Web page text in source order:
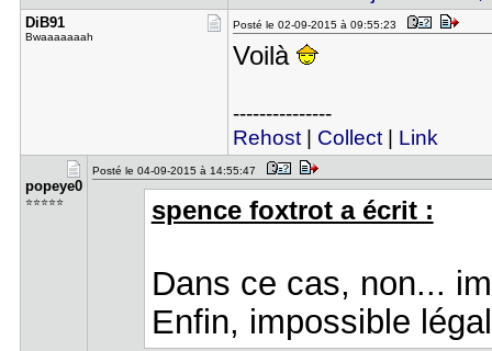
DiB91
Bwaaaaaaah
Posté le 02-09-2015 à 09:55:23
Voilà
---------------
Rehost| Collect| Link
popeye0
⭐⭐⭐⭐⭐
Posté le 04-09-2015 à 14:55:47
spence foxtrot a écrit :
Dans ce cas, non...
Enfin, impossible